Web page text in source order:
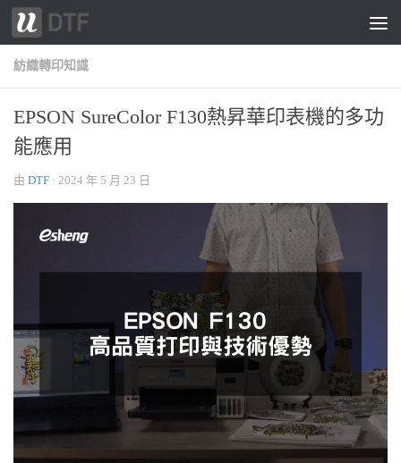
跳轉至內容
紡織轉印知識
EPSON SureColor F130熱昇華印表機的多功
能應用
由 DTF · 2024 年 5 月 23 日